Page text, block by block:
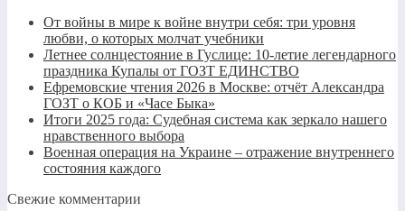
От войны в мире к войне внутри себя: три уровня
любви, о которых молчат учебники
Летнее солнцестояние в Гуслице: 10-летие легендарного
праздника Купалы от ГОЗТ ЕДИНСТВО
Ефремовские чтения 2026 в Москве: отчёт Александра
ГОЗТ о КОБ и «Часе Быка»
Итоги 2025 года: Судебная система как зеркало нашего
нравственного выбора
Военная операция на Украине – отражение внутреннего
состояния каждого
Свежие комментарии